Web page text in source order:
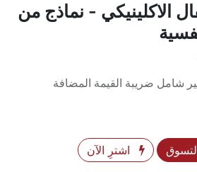
الاكلينيكي - نماذج من
شامل ضريبة القيمة المضافة
اشترِ الآن